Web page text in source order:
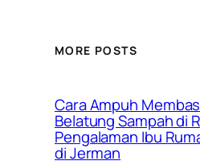
MORE POSTS
Cara Ampuh
Belatung Sampah di
Pengalaman Ibu
di Jerman